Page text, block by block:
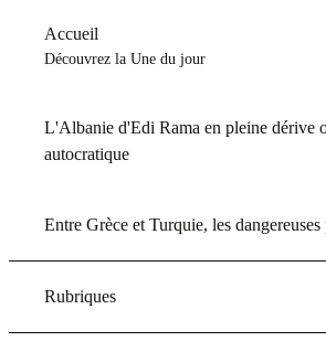
Accueil
Découvrez la Une du jour
L'Albanie d'Edi Rama en pleine dérive
autocratique
Entre Grèce et Turquie, les
Rubriques